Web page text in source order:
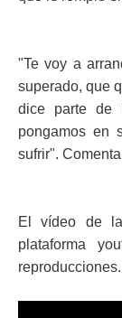
"Te voy a
superado, que
dice parte de
pongamos en
sufrir".
El vídeo de
plataforma
reproducciones.